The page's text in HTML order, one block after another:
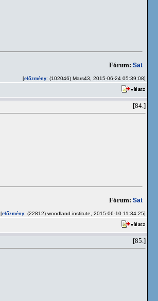
Fórum: Sat
[előzmény: (102046) Mars43, 2015-06-24 05:39:08]
[84.]
Fórum: Sat
[előzmény: (22812) woodland.institute, 2015-06-10 11:34:25]
[85.]